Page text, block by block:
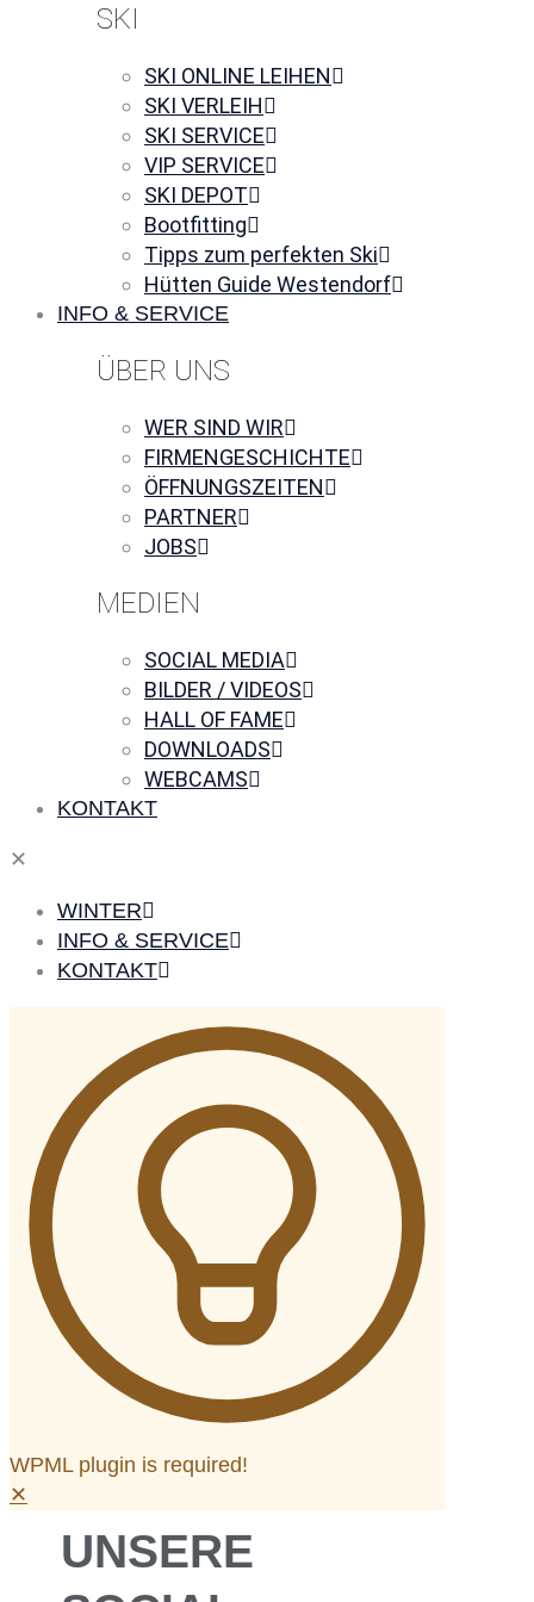
SKI
SKI ONLINE LEIHEN
SKI VERLEIH
SKI SERVICE
VIP SERVICE
SKI DEPOT
Bootfitting
Tipps zum perfekten Ski
Hütten Guide Westendorf
INFO & SERVICE
ÜBER UNS
WER SIND WIR
FIRMENGESCHICHTE
ÖFFNUNGSZEITEN
PARTNER
JOBS
MEDIEN
SOCIAL MEDIA
BILDER / VIDEOS
HALL OF FAME
DOWNLOADS
WEBCAMS
KONTAKT
✕
WINTER
INFO & SERVICE
KONTAKT
WPML plugin is required!
✕
UNSERE